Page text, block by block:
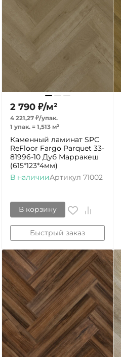
2 790 ₽/м²
4 221,27 ₽/упак.
1 упак. = 1,513 м²
Каменный ламинат SPC
ReFloor Fargo Parquet 33-
81996-10 Дуб Марракеш
(615*123*4мм)
В наличииАртикул 71002
В корзину
Быстрый заказ